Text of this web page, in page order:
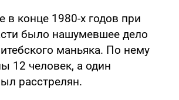
в конце 1980-х годов при
было нашумевшее дело
маньяка. По нему
12 человек, а один
расстрелян.